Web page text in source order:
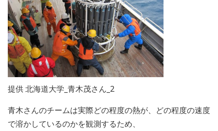
提供 北海道大学_青木茂さん_2
青木さんのチームは実際どの程度の熱が、どの程度の速度
で溶かしているのかを観測するため、